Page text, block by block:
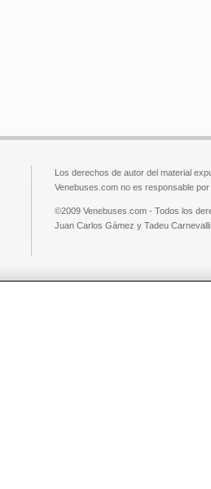
Los derechos de autor del material
Venebuses.com no es responsable
©2009 Venebuses.com - Todos los
Juan Carlos Gámez y Tadeu Carnevalli